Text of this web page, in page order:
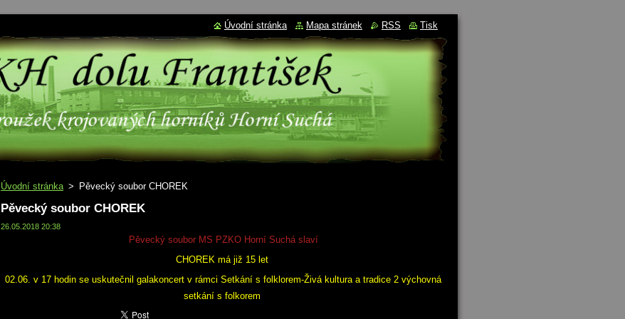
Úvodní stránka > Pěvecký soubor CHOREK
Pěvecký soubor CHOREK
26.05.2018 20:38
Pěvecký soubor MS PZKO Horní Suchá slaví
CHOREK má již 15 let
02.06. v 17 hodin se uskutečnil galakoncert v rámci Setkání s folklorem-Živá kultura a tradice 2 výchovná
setkání s folkorem
Úvodní stránka Mapa stránek RSS Tisk